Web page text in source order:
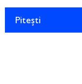
Pitești